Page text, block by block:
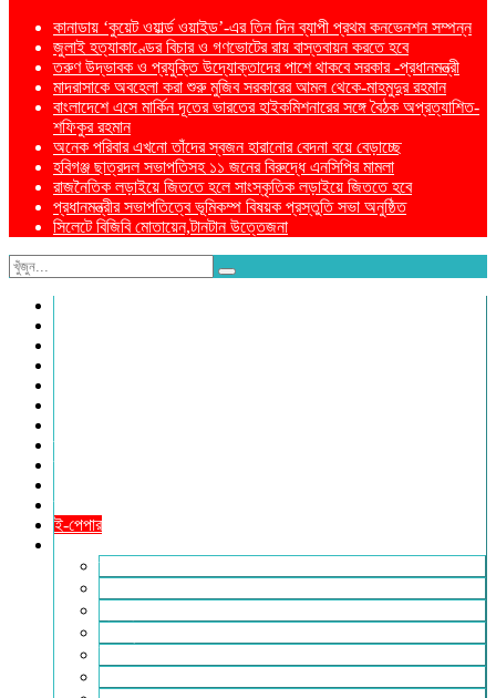
কানাডায় ‘কুয়েট ওয়ার্ল্ড ওয়াইড’-এর তিন দিন ব্যাপী প্রথম কনভেনশন সম্পন্ন
জুলাই হত্যাকাণ্ডের বিচার ও গণভোটের রায় বাস্তবায়ন করতে হবে
তরুণ উদ্ভাবক ও প্রযুক্তি উদ্যোক্তাদের পাশে থাকবে সরকার -প্রধানমন্ত্রী
মাদরাসাকে অবহেলা করা শুরু মুজিব সরকারের আমল থেকে-মাহমুদুর রহমান
বাংলাদেশে এসে মার্কিন দূতের ভারতের হাইকমিশনারের সঙ্গে বৈঠক অপ্রত্যাশিত-
শফিকুর রহমান
অনেক পরিবার এখনো তাঁদের স্বজন হারানোর বেদনা বয়ে বেড়াচ্ছে
হবিগঞ্জ ছাত্রদল সভাপতিসহ ১১ জনের বিরুদ্ধে এনসিপির মামলা
রাজনৈতিক লড়াইয়ে জিততে হলে সাংস্কৃতিক লড়াইয়ে জিততে হবে
প্রধানমন্ত্রীর সভাপতিত্বে ভূমিকম্প বিষয়ক প্রস্তুতি সভা অনুষ্ঠিত
সিলেটে বিজিবি মোতায়েন,টানটান উত্তেজনা
ই-পেপার